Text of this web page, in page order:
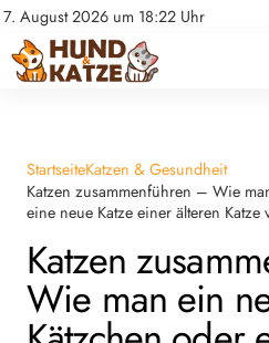
7. August 2026 um 18:22 Uhr
Datenschutz
Impressum
Pferde
Ratgeber
StartseiteKatzen & Gesundheit
Katzen zusammenführen – Wie
eine neue Katze einer älteren Katze
Katzen
Wie man ein